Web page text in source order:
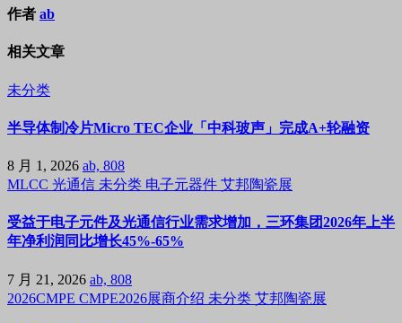
作者 ab
相关文章
未分类
半导体制冷片Micro TEC企业「中科玻声」完成A+轮融资
8 月 1, 2026 ab, 808
MLCC 光通信 未分类 电子元器件 艾邦陶瓷展
受益于电子元件及光通信行业需求增加，三环集团2026年上半
年净利润同比增长45%-65%
7 月 21, 2026 ab, 808
2026CMPE CMPE2026展商介绍 未分类 艾邦陶瓷展